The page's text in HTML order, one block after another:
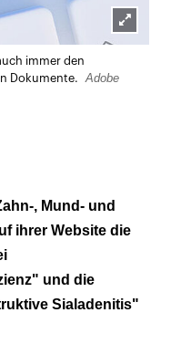
Lightbox
immer den
Dokumente.
Adobe
, Mund- und
ihrer Website die
und die
Sialadenitis"